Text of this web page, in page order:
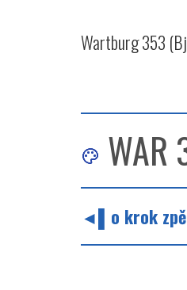
Wartburg 353
WAR
◄▌o krok